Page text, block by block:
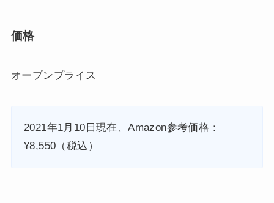
価格
オープンプライス
2021年1月10日現在、Amazon参考価格：
¥8,550（税込）